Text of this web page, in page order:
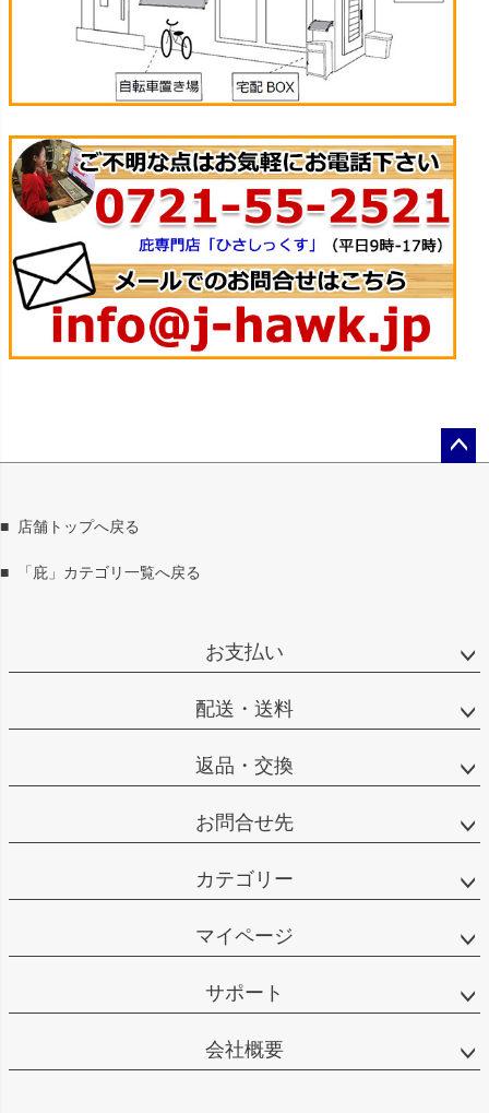
■ 店舗トップへ戻る
■ 「庇」カテゴリ一覧へ戻る
お支払い
配送・送料
返品・交換
お問合せ先
カテゴリー
マイページ
サポート
会社概要